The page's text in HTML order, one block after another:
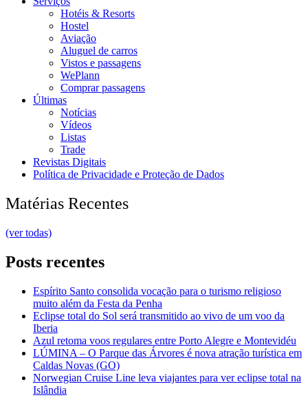
Hotéis & Resorts
Hostel
Aviação
Aluguel de carros
Vistos e passagens
WePlann
Comprar passagens
Últimas
Notícias
Vídeos
Listas
Trade
Revistas Digitais
Política de Privacidade e Proteção de Dados
Matérias Recentes
(ver todas)
Posts recentes
Espírito Santo consolida vocação para o turismo religioso
muito além da Festa da Penha
Eclipse total do Sol será transmitido ao vivo de um voo da
Iberia
Azul retoma voos regulares entre Porto Alegre e Montevidéu
LÚMINA – O Parque das Árvores é nova atração turística em
Caldas Novas (GO)
Norwegian Cruise Line leva viajantes para ver eclipse total na
Islândia